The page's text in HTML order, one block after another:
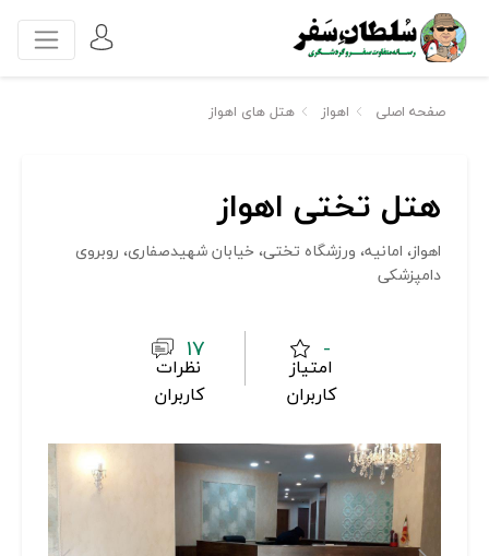
صفحه اصلی اهواز هتل های اهواز
هتل تختی اهواز
اهواز، امانیه، ورزشگاه تختی، خیابان شهیدصفاری، روبروی
دامپزشکی
-
امتیاز
کاربران
17
نظرات
کاربران